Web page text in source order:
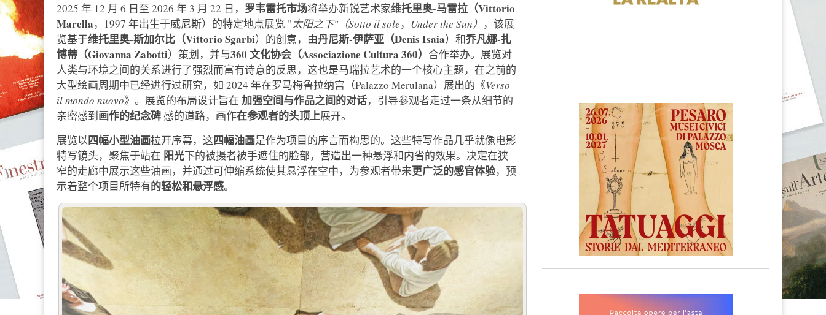
2025 年 12 月 6 日至 2026 年 3 月 22 日， 罗韦雷托市场将举办新锐艺术家维托里奥-马雷拉（Vittorio
Marella，1997 年出生于威尼斯）的特定地点展览 "太阳之下"（Sotto il sole， Under the Sun） ，该展
览基于维托里奥-斯加尔比（Vittorio Sgarbi）的创意，由丹尼斯-伊萨亚（Denis Isaia）和乔凡娜-扎
博蒂（Giovanna Zabotti）策划，并与360 文化协会（Associazione Cultura 360） 合作举办。展览对
人类与环境之间的关系进行了强烈而富有诗意的反思，这也是马瑞拉艺术的一个核心主题，在之前的
大型绘画周期中已经进行过研究，如 2024 年在罗马梅鲁拉纳宫（Palazzo Merulana）展出的《Verso
il mondo nuovo》。展览的布局设计旨在 加强空间与作品之间的对话，引导参观者走过一条从细节的
亲密感到画作的纪念碑 感的道路，画作在参观者的头顶上展开。
展览以四幅小型油画拉开序幕，这四幅油画是作为项目的序言而构思的。这些特写作品几乎就像电影
特写镜头，聚焦于站在 阳光下的被摄者被手遮住的脸部，营造出一种悬浮和内省的效果。决定在狭
窄的走廊中展示这些油画，并通过可伸缩系统使其悬浮在空中，为参观者带来更广泛的感官体验，预
示着整个项目所特有的轻松和悬浮感。